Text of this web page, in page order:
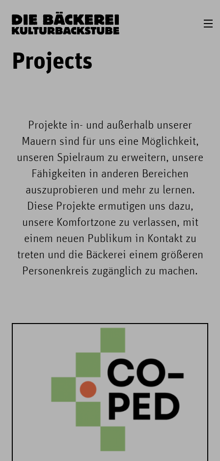
Projects
Projekte in- und außerhalb unserer
Mauern sind für uns eine Möglichkeit,
unseren Spielraum zu erweitern, unsere
Fähigkeiten in anderen Bereichen
auszuprobieren und mehr zu lernen.
Diese Projekte ermutigen uns dazu,
unsere Komfortzone zu verlassen, mit
einem neuen Publikum in Kontakt zu
treten und die Bäckerei einem größeren
Personenkreis zugänglich zu machen.